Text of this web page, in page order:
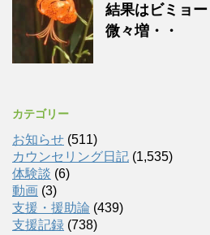
結果はビミョ
微々増・・
カテゴリー
お知らせ (511)
カウンセリング日記 (1,535)
体験談 (6)
動画 (3)
支援・援助論 (439)
支援記録 (738)